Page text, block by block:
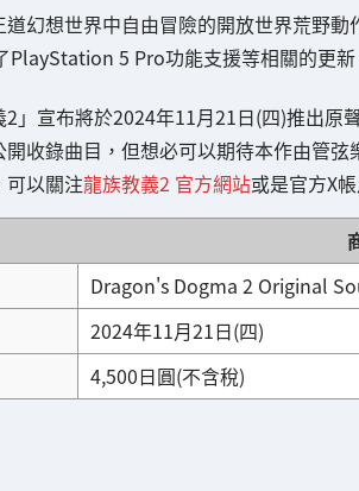
幻想世界中自由冒險的開放世界荒野
PlayStation 5 Pro功能支援等相關的更新
」宣布將於2024年11月21日(四)推出原
收錄曲目，但想必可以期待本作由管弦
可以關注龍族教義2 官方網站或是官方X
Dragon's Dogma 2 Original
2024年11月21日(四)
4,500日圓(不含稅)